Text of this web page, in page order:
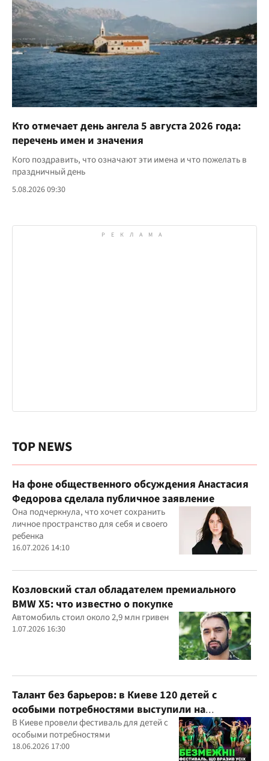
Кто отмечает день ангела 5 августа 2026 года:
перечень имен и значения
Кого поздравить, что означают эти имена и что пожелать в
праздничный день
5.08.2026 09:30
TOP NEWS
На фоне общественного обсуждения Анастасия
Федорова сделала публичное заявление
Она подчеркнула, что хочет сохранить
личное пространство для себя и своего
ребенка
16.07.2026 14:10
Козловский стал обладателем премиального
BMW X5: что известно о покупке
Автомобиль стоил около 2,9 млн гривен
1.07.2026 16:30
Талант без барьеров: в Киеве 120 детей с
особыми потребностями выступили на
всеукраинском фестивале
В Киеве провели фестиваль для детей с
особыми потребностями
18.06.2026 17:00